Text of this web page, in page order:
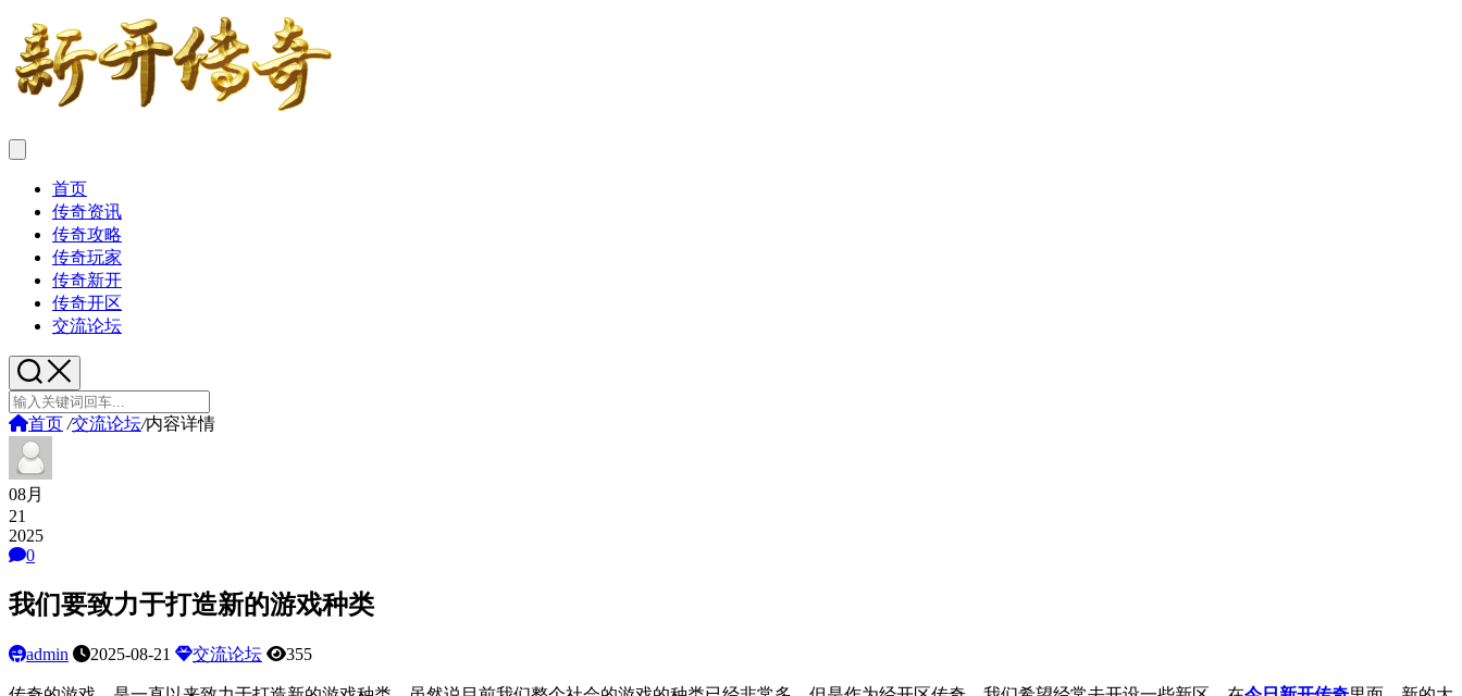
首页
传奇资讯
传奇攻略
传奇玩家
传奇新开
传奇开区
交流论坛
首页 /交流论坛/内容详情
08月
21
2025
0
我们要致力于打造新的游戏种类
admin 2025-08-21 交流论坛 355